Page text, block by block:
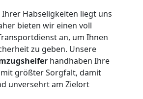
Ihrer Habseligkeiten liegt uns
bieten wir einen voll
an, um Ihnen
zu geben. Unsere
handhaben Ihre
größter Sorgfalt, damit
unversehrt am Zielort